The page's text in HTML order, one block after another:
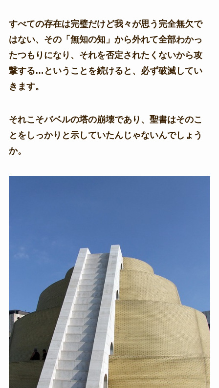
すべての存在は完璧だけど我々が思う完全無欠で
はない、その「無知の知」から外れて全部わかっ
たつもりになり、それを否定されたくないから攻
撃する…ということを続けると、必ず破滅してい
きます。
それこそバベルの塔の崩壊であり、聖書はそのこ
とをしっかりと示していたんじゃないんでしょう
か。